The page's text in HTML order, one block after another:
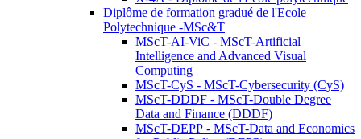
Diplôme de formation gradué de l'Ecole
Polytechnique -MSc&T
MScT-AI-ViC - MScT-Artificial
Intelligence and Advanced Visual
Computing
MScT-CyS - MScT-Cybersecurity (CyS)
MScT-DDDF - MScT-Double Degree
Data and Finance (DDDF)
MScT-DEPP - MScT-Data and Economics